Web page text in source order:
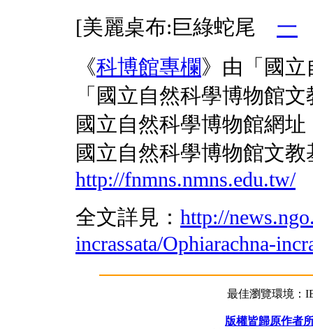
[美麗桌布:巨綠蛇尾 一
《科博館專欄》由「國
「國立自然科學博物館
國立自然科學博物館網址
國立自然科學博物館文
http://fnmns.nmns.edu.tw/
全文詳見： http://
incrassata/Ophiarachna-
最佳瀏覽環境：
版權皆歸原作者